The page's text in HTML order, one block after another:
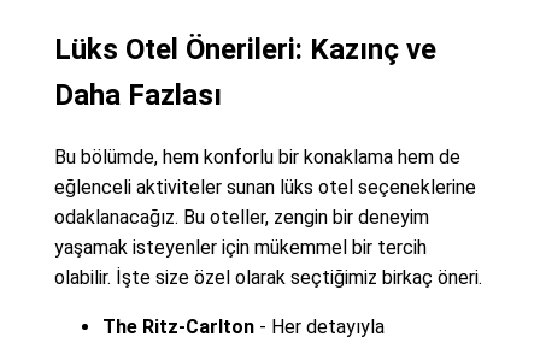
Lüks Otel Önerileri: Kazınç ve
Daha Fazlası
Bu bölümde, hem konforlu bir konaklama hem de
eğlenceli aktiviteler sunan lüks otel seçeneklerine
odaklanacağız. Bu oteller, zengin bir deneyim
yaşamak isteyenler için mükemmel bir tercih
olabilir. İşte size özel olarak seçtiğimiz birkaç öneri.
The Ritz-Carlton- Her detayıyla